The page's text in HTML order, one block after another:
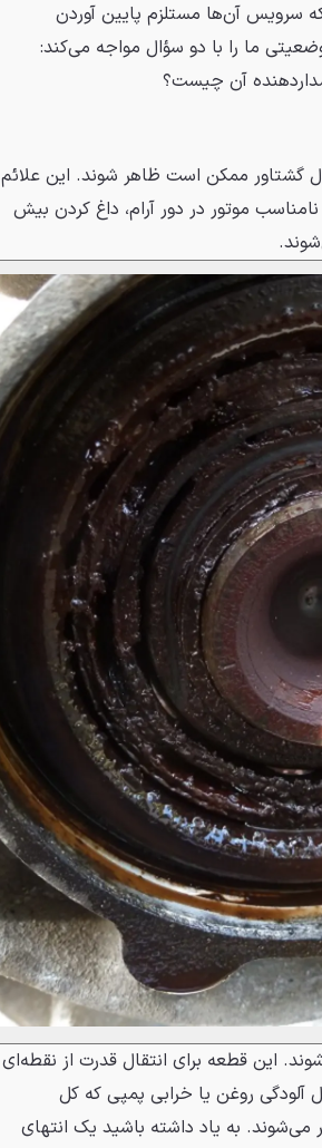
سرویس آن‌ها مستلزم پایین آوردن
ما را با دو سؤال مواجه می‌کند:
آن چیست؟
گشتاور ممکن است ظاهر شوند. این علائم
موتور در دور آرام، داغ کردن بیش
این قطعه برای انتقال قدرت از نقطه‌ای
آلودگی روغن یا خرابی پمپی که کل
به یاد داشته باشید یک انتهای